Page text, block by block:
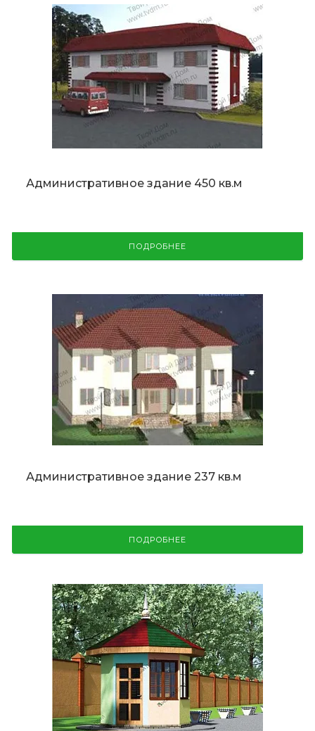
Административное здание 450 кв.м
ПОДРОБНЕЕ
Административное здание 237 кв.м
ПОДРОБНЕЕ